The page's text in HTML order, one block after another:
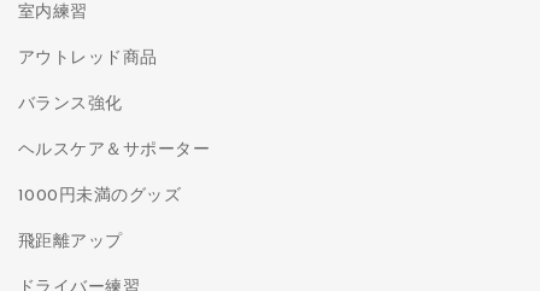
室内練習
アウトレッド商品
バランス強化
ヘルスケア＆サポーター
1000円未満のグッズ
飛距離アップ